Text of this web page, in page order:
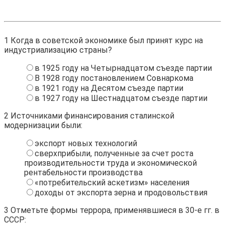
1 Когда в советской экономике был принят курс на
индустриализацию страны?
в 1925 году на Четырнадцатом съезде партии
В 1928 году постановлением Совнаркома
в 1921 году на Десятом съезде партии
в 1927 году на Шестнадцатом съезде партии
2 Источниками финансирования сталинской
модернизации были:
экспорт новых технологий
сверхприбыли, полученные за счет роста
производительности труда и экономической
рентабельности производства
«потребительский аскетизм» населения
доходы от экспорта зерна и продовольствия
3 Отметьте формы террора, применявшиеся в 30-е гг. в
СССР: